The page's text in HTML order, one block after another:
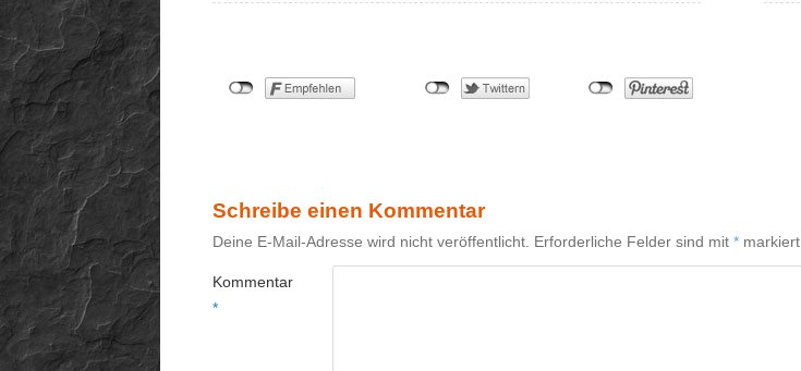
Schreibe einen Kommentar
Deine E-Mail-Adresse wird nicht veröffentlicht. Erforderliche Felder sind mit * markiert
Kommentar
*